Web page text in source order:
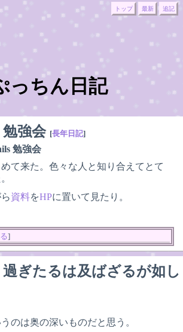
トップ 最新 追記
っちん日記
勉強会 [長年日記]
勉強会
て来た。色々な人と知り合えてとて
資料をHPに置いて見たり。
]
過ぎたるは及ばざるが如し
のは奥の深いものだと思う。